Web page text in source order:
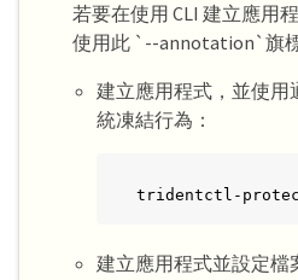
若要在使用 CLI 建立應用
使用此 `--annotation`旗標
建立應用程式，並使用
統凍結行為：
tridentctl-protect
建立應用程式並設定檔